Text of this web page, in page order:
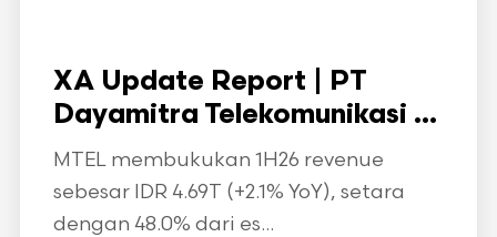
XA Update Report | PT
Dayamitra Telekomunikasi ...
MTEL membukukan 1H26 revenue
sebesar IDR 4.69T (+2.1% YoY), setara
dengan 48.0% dari es...